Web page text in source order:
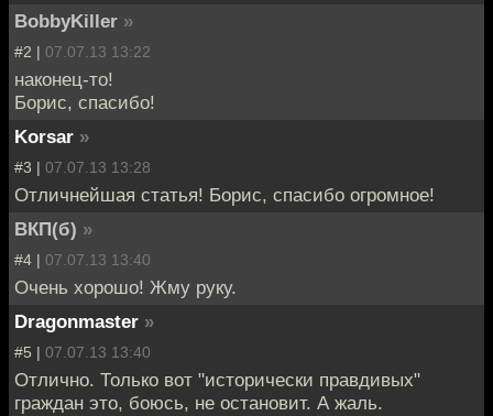
BobbyKiller »
#2 | 07.07.13 13:22
наконец-то!
Борис, спасибо!
Korsar »
#3 | 07.07.13 13:28
Отличнейшая статья! Борис, спасибо огромное!
ВКП(б) »
#4 | 07.07.13 13:40
Очень хорошо! Жму руку.
Dragonmaster »
#5 | 07.07.13 13:40
Отлично. Только вот "исторически правдивых"
граждан это, боюсь, не остановит. А жаль.